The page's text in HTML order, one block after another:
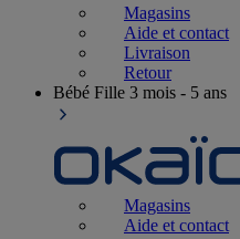
Magasins
Aide et contact
Livraison
Retour
Bébé Fille 3 mois - 5 ans
Magasins
Aide et contact